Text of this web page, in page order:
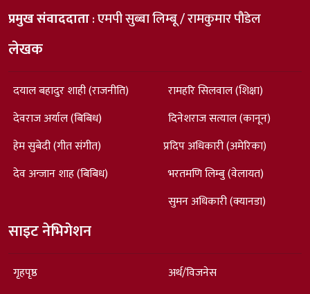
प्रमुख संवाददाता: एमपी सुब्बा लिम्बू / रामकुमार पौडेल
लेखक
दयाल बहादुर शाही (राजनीति)
देवराज अर्याल (बिबिध)
हेम सुबेदी (गीत संगीत)
देव अन्जान शाह (बिबिध)
रामहरि सिलवाल (शिक्षा)
दिनेशराज सत्याल (कानून)
प्रदिप अधिकारी (अमेरिका)
भरतमणि लिम्बु (वेलायत)
सुमन अधिकारी (क्यानडा)
साइट नेभिगेशन
गृहपृष्ठ
अर्थ/विजनेस